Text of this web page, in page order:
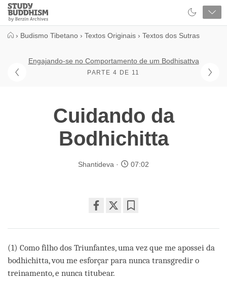
Close
Study
Buddhism
› Budismo Tibetano › Textos Originais › Textos dos Sutras
Engajando-se no Comportamento de um Bodhisattva
PARTE 4 DE 11
Cuidando da
Bodhichitta
Shantideva 07:02
on
facebook
(1) Como filho dos Triunfantes, uma vez que me apossei da
bodhichitta, vou me esforçar para nunca transgredir o
treinamento, e nunca titubear.